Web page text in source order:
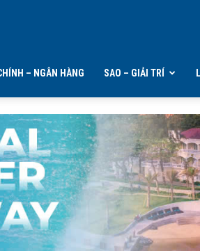
– NGÂN HÀNG SAO – GIẢI TRÍ